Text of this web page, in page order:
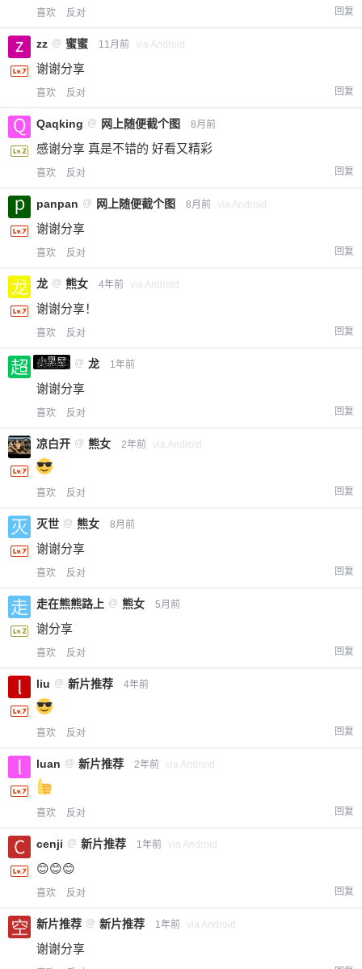
喜欢 反对 回复
zz @ 蜜蜜 11月前 via Android
谢谢分享
喜欢 反对 回复
Qaqking @ 网上随便截个图 8月前
感谢分享 真是不错的 好看又精彩
喜欢 反对 回复
panpan @ 网上随便截个图 8月前 via Android
谢谢分享
喜欢 反对 回复
龙 @ 熊女 4年前 via Android
谢谢分享！
喜欢 反对 回复
小黑屋
超凶的 @ 龙 1年前
谢谢分享
喜欢 反对 回复
凉白开 @ 熊女 2年前 via Android
喜欢 反对 回复
灭世 @ 熊女 8月前
谢谢分享
喜欢 反对 回复
走在熊熊路上 @ 熊女 5月前
谢分享
喜欢 反对 回复
liu @ 新片推荐 4年前
喜欢 反对 回复
luan @ 新片推荐 2年前 via Android
喜欢 反对 回复
cenji @ 新片推荐 1年前 via Android
😊😊😊
喜欢 反对 回复
新片推荐 @ 新片推荐 1年前 via Android
谢谢分享